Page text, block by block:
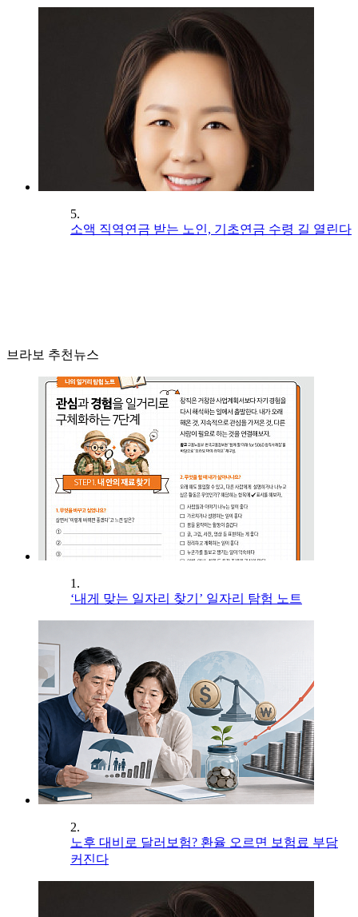
5.
소액 직역연금 받는 노인, 기초연금 수령 길 열린다
브라보 추천뉴스
1.
‘내게 맞는 일자리 찾기’ 일자리 탐험 노트
2.
노후 대비로 달러보험? 환율 오르면 보험료 부담
커진다